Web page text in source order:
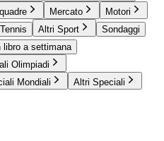
Mercato
Motori
Tennis Altri Sport
Sondaggi
libro a settimana
Olimpiadi
Mondiali Altri Speciali